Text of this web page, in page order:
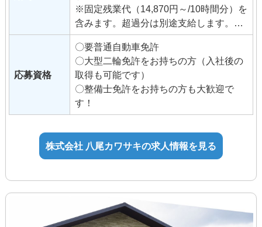
※固定残業代（14,870円～/10時間分）を
含みます。超過分は別途支給します。
固定残業の金額と時間は昇格等に伴い
変更になることがあります。
◆交通費支給（月35,000円まで）
◆昇給（年2回）
◆管理者手当
例）整備士3級5,000円、2級10,000
円、1級15,000円
◆イベント手当
◆試用期間3ヶ月（待遇変更なし）
個別の相談がしやすいようにメンターを
付けてサポートします。残業がないよう
応募資格
〇要普通自動車免許
〇大型二輪免許をお持ちの方（入社後の
取得も可能です）
〇整備士免許をお持ちの方も大歓迎で
す！
株式会社 八尾カワサキの求人情報を見る